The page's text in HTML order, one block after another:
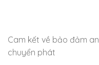
Cam kết về bảo đảm
chuyển phát